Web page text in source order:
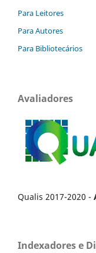
Para Leitores
Para Autores
Para Bibliotecários
Avaliadores
Qualis 2017-2020 -
Indexadores e